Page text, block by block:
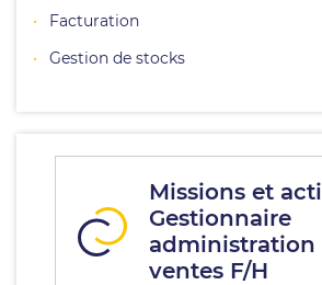
Facturation
Gestion de stocks
Missions et
Gestionnaire
administration
ventes F/H